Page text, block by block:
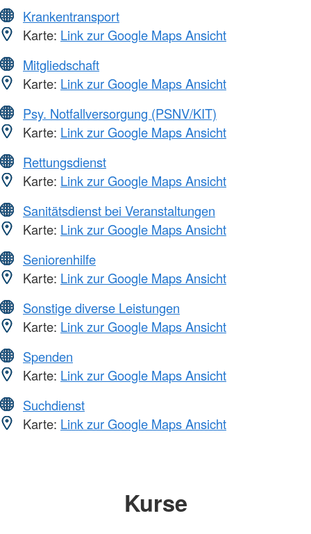
Krankentransport
Karte: Link zur Google Maps Ansicht
Mitgliedschaft
Karte: Link zur Google Maps Ansicht
Psy. Notfallversorgung (PSNV/KIT)
Karte: Link zur Google Maps Ansicht
Rettungsdienst
Karte: Link zur Google Maps Ansicht
Sanitätsdienst bei Veranstaltungen
Karte: Link zur Google Maps Ansicht
Seniorenhilfe
Karte: Link zur Google Maps Ansicht
Sonstige diverse Leistungen
Karte: Link zur Google Maps Ansicht
Spenden
Karte: Link zur Google Maps Ansicht
Suchdienst
Karte: Link zur Google Maps Ansicht
Kurse